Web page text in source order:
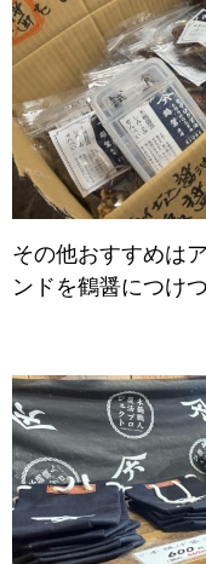
その他おすすめは
ンドを鶴醤につけ